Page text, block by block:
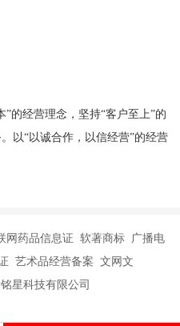
的经营理念，坚持“客户至上”的
以“以诚合作，以信经营”的经营
网药品信息证 软著商标 广播电
艺术品经营备案 文网文
星科技有限公司